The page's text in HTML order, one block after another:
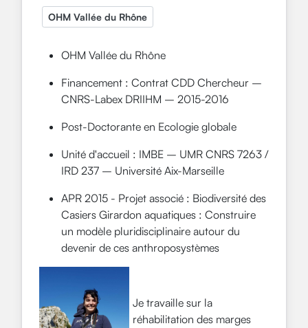
OHM Vallée du Rhône
OHM Vallée du Rhône
Financement : Contrat CDD Chercheur –
CNRS-Labex DRIIHM – 2015-2016
Post-Doctorante en Ecologie globale
Unité d'accueil : IMBE – UMR CNRS 7263 /
IRD 237 – Université Aix-Marseille
APR 2015 - Projet associé : Biodiversité des
Casiers Girardon aquatiques : Construire
un modèle pluridisciplinaire autour du
devenir de ces anthroposystèmes
Je travaille sur la
réhabilitation des marges